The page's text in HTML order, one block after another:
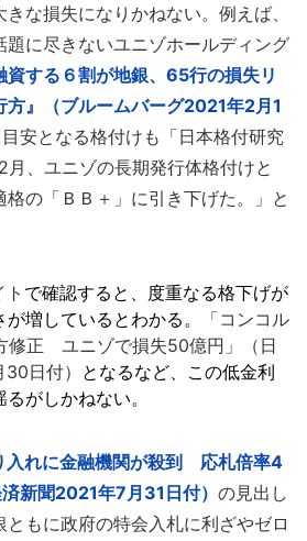
な損失になりかねない。例えば、
題に尽きないユニゾホールディング
資する６割が地銀、65行の損失リ
方』（ブルームバーグ2021年2月1
安となる格付けも「日本格付研究
月、ユニゾの長期発行体格付けと
の「ＢＢ＋」に引き下げた。」と
で確認すると、度重なる格下げが
増しているとわかる。
「コンコル
修正 ユニゾで損失50億円」（日
日付） となるなど、この低金利
がしかねない。
入れに金融機関が殺到 応札倍率4
新聞2021年7月31日付） の見出し
もに政府の特会入札に利ざやゼロ